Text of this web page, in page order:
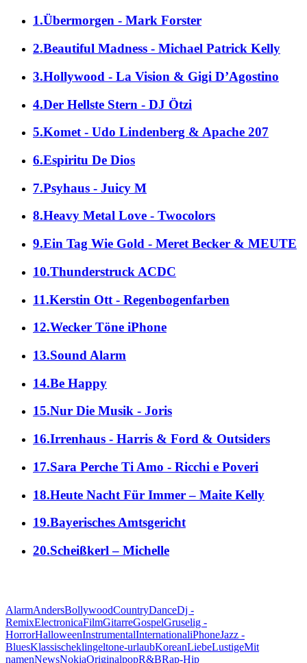
1.Übermorgen - Mark Forster
2.Beautiful Madness - Michael Patrick Kelly
3.Hollywood - La Vision & Gigi D’Agostino
4.Der Hellste Stern - DJ Ötzi
5.Komet - Udo Lindenberg & Apache 207
6.Espiritu De Dios
7.Psyhaus - Juicy M
8.Heavy Metal Love - Twocolors
9.Ein Tag Wie Gold - Meret Becker & MEUTE
10.Thunderstruck ACDC
11.Kerstin Ott - Regenbogenfarben
12.Wecker Töne iPhone
13.Sound Alarm
14.Be Happy
15.Nur Die Musik - Joris
16.Irrenhaus - Harris & Ford & Outsiders
17.Sara Perche Ti Amo - Ricchi e Poveri
18.Heute Nacht Für Immer – Maite Kelly
19.Bayerisches Amtsgericht
20.Scheißkerl – Michelle
AlarmAndersBollywoodCountryDanceDj -
RemixElectronicaFilmGitarreGospelGruselig -
HorrorHalloweenInstrumentalInternationaliPhoneJazz -
BluesKlassischeklingeltone-urlaubKoreanLiebeLustigeMit
namenNewsNokiaOriginalpopR&BRap-Hip